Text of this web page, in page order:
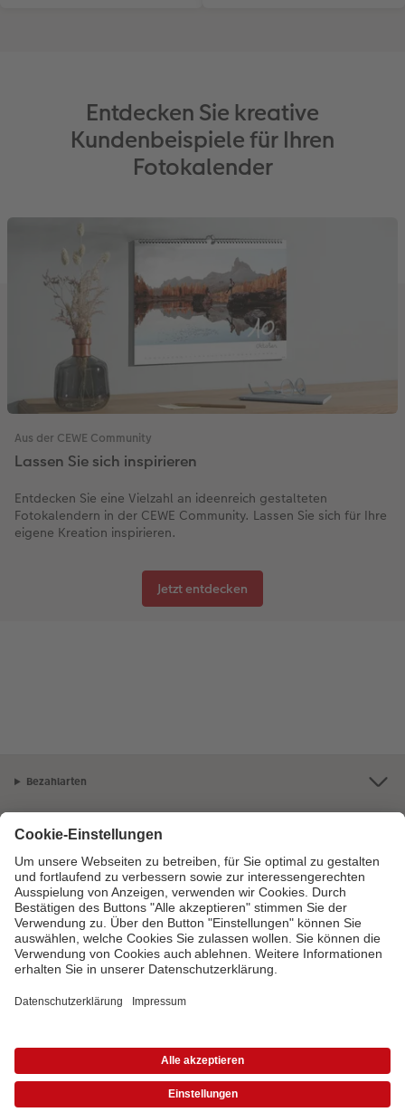
Entdecken Sie kreative
Kundenbeispiele für Ihren
Fotokalender
Aus der CEWE Community
Lassen Sie sich inspirieren
Entdecken Sie eine Vielzahl an ideenreich gestalteten
Fotokalendern in der CEWE Community. Lassen Sie sich für Ihre
eigene Kreation inspirieren.
Jetzt entdecken
Bezahlarten
Unsere Versandpartner
Qualität & Sicherheit
Zertifizierungen & Initiativen
CEWE Fotowelt
Service